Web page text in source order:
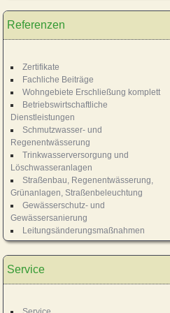
Referenzen
Zertifikate
Fachliche Beiträge
Wohngebiete Erschließung komplett
Betriebswirtschaftliche
Dienstleistungen
Schmutzwasser- und
Regenentwässerung
Trinkwasserversorgung und
Löschwasseranlagen
Straßenbau, Regenentwässerung,
Grünanlagen, Straßenbeleuchtung
Gewässerschutz- und
Gewässersanierung
Leitungsänderungsmaßnahmen
Service